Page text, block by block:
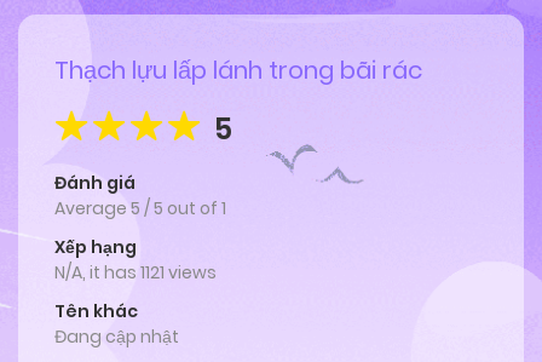
Thạch lựu lấp lánh trong bãi rác
5
Đánh giá
Average 5 /5 out of 1
Xếp hạng
N/A, it has 1121 views
Tên khác
Đang cập nhật